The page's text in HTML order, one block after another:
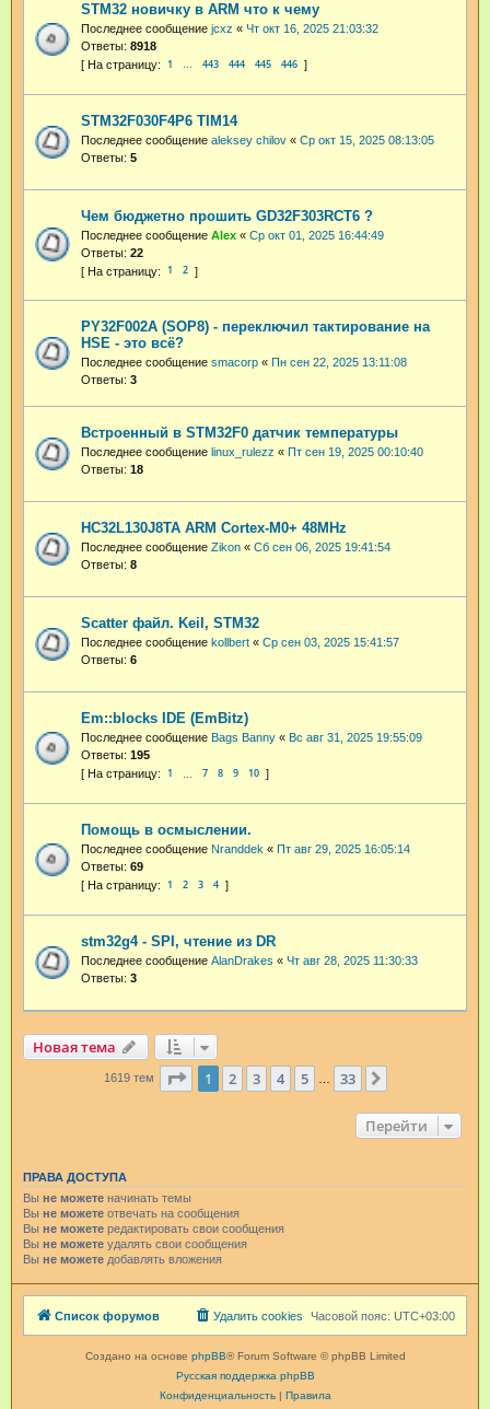
STM32 новичку в ARM что к чему
Последнее сообщение jcxz « Чт окт 16, 2025 21:03:32
Ответы: 8918
1 … 443 444 445 446
STM32F030F4P6 TIM14
Последнее сообщение aleksey chilov « Ср окт 15, 2025 08:13:05
Ответы: 5
Чем бюджетно прошить GD32F303RCT6 ?
Последнее сообщение Аlex « Ср окт 01, 2025 16:44:49
Ответы: 22
1 2
PY32F002A (SOP8) - переключил тактирование на
HSE - это всё?
Последнее сообщение smacorp « Пн сен 22, 2025 13:11:08
Ответы: 3
Встроенный в STM32F0 датчик температуры
Последнее сообщение linux_rulezz « Пт сен 19, 2025 00:10:40
Ответы: 18
HC32L130J8TA ARM Cortex-M0+ 48MHz
Последнее сообщение Zikon « Сб сен 06, 2025 19:41:54
Ответы: 8
Scatter файл. Keil, STM32
Последнее сообщение kollbert « Ср сен 03, 2025 15:41:57
Ответы: 6
Em::blocks IDE (EmBitz)
Последнее сообщение Bags Banny « Вс авг 31, 2025 19:55:09
Ответы: 195
1 7 8 9 10
Помощь в осмыслении.
Последнее сообщение Nranddek « Пт авг 29, 2025 16:05:14
Ответы: 69
1 2 3 4
stm32g4 - SPI, чтение из DR
Последнее сообщение AlanDrakes « Чт авг 28, 2025 11:30:33
Ответы: 3
Новая тема
1619 тем Страница из 33
1 2 3 4 5 33
Перейти
ПРАВА ДОСТУПА
Вы не можете начинать темы
Вы не можете отвечать на сообщения
Вы не можете редактировать свои сообщения
Вы не можете удалять свои сообщения
Вы не можете добавлять вложения
Список форумов Часовой пояс: UTC+03:00
Удалить cookies
Создано на основе phpBB® Forum Software © phpBB Limited
Русская поддержка phpBB
Конфиденциальность| Правила